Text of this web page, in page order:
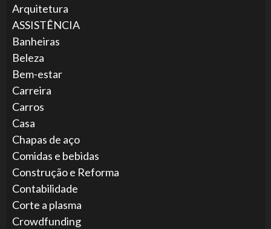
Arquitetura
ASSISTÊNCIA
Banheiras
Beleza
Bem-estar
Carreira
Carros
Casa
Chapas de aço
Comidas e bebidas
Construção e Reforma
Contabilidade
Corte a plasma
Crowdfunding